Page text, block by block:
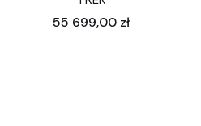
Cena
55 699,00 zł